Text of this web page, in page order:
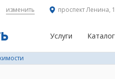
изменить проспект Ленина,
Услуги